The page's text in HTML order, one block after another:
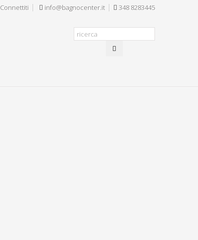
Connettiti info@bagnocenter.it 348 8283445